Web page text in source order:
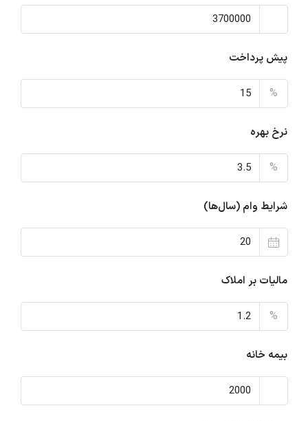
پیش پرداخت
%
نرخ بهره
%
شرایط وام (سال‌ها)
مالیات بر املاک
%
بیمه خانه